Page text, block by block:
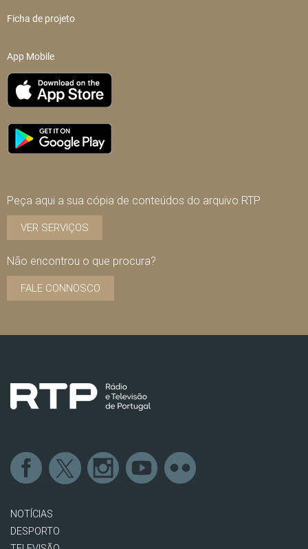
Ficha de projeto
App Mobile
Peça aqui a sua cópia de conteúdos do arquivo RTP
VER SERVIÇOS
Não encontrou o que procura?
FALE CONNOSCO
NOTÍCIAS
DESPORTO